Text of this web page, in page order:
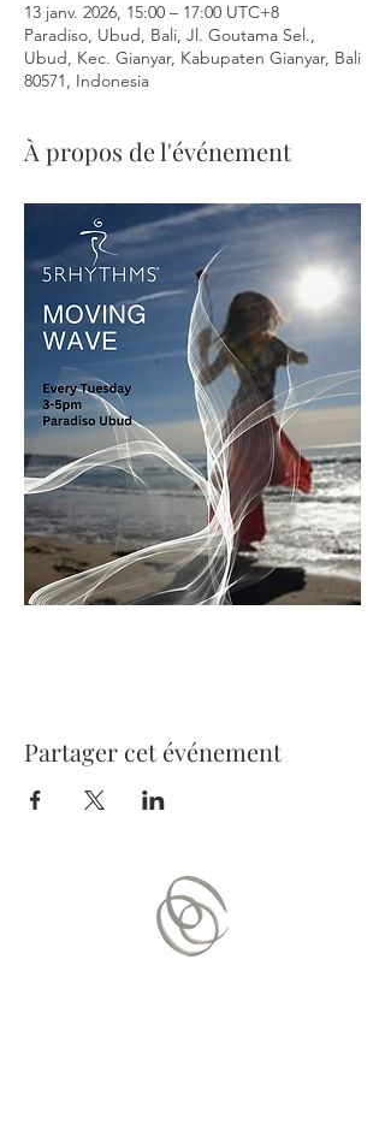
13 janv. 2026, 15:00 – 17:00 UTC+8
Paradiso, Ubud, Bali, Jl. Goutama Sel.,
Ubud, Kec. Gianyar, Kabupaten Gianyar, Bali
80571, Indonesia
À propos de l'événement
Partager cet événement